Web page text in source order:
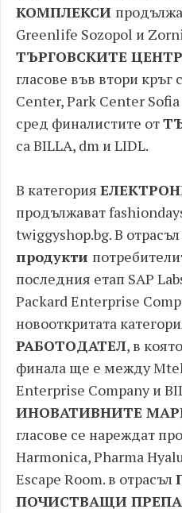
КОМПЛЕКСИ
Greenlife Sozopol и
ТЪРГОВСКИТЕ
гласове във втори кръг
Cеnter, Park Center
сред финалистите от
са BILLA, dm и LIDL.
В категория
продължават
twiggyshop.bg. В отрасъл
продукти
последния етап SAP
Packard Enterprise
новооткритата
РАБОТОДАТЕЛ, в
финала ще е между
Enterprise Company и
ИНОВАТИВНИТЕ
гласове се нареждат
Harmonica, Pharmа
Escape Room. в отрасъл
ПОЧИСТВАЩИ